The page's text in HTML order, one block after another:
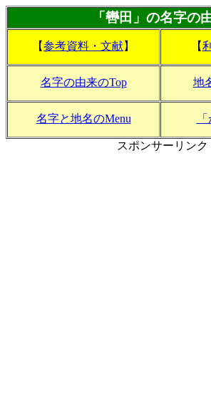
「轡田」の名字の
【参考資料・文献】 【
名字の由来のTop 地
名字と地名のMenu
スポンサーリンク